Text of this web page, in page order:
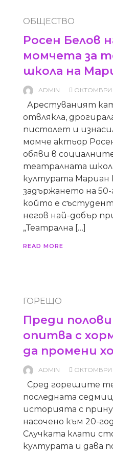
ОБЩЕСТВО
Росен Белов
момчета за
школа на
ADMIN ОКТОМВРИ
Арестуваният
отвлякла,
пистолет и
момче актьор
обяви в
театралната
културата Мариан
задържането на
който е
негов най-добър
„Театрална […]
READ MORE
ГОРЕЩО
Преди
опитва с
да промени
ADMIN ОКТОМВРИ
Сред горещите
последната
историята с
насочено към 20-
Случката клати
културата и дава